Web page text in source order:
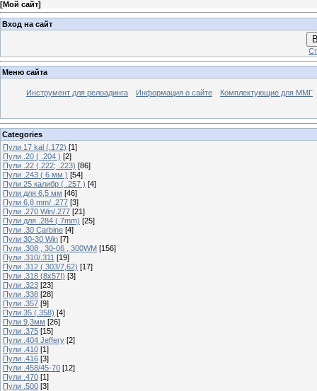
[Мой сайт]
Вход на сайт
Меню сайта
Инструмент для релоадинга Информация о сайте Комплектующие для ММГ
Categories
Пули 17 kal (.172) [1]
Пули .20 ( .204 ) [2]
Пули .22 (.222; .223) [86]
Пули .243 ( 6 мм ) [54]
Пули 25 калибр ( .257 ) [4]
Пули для 6,5 мм [46]
Пули 6,8 mm/ .277 [3]
Пули .270 Win/.277 [21]
Пули для .284 ( 7mm) [25]
Пули .30 Carbine [4]
Пули 30-30 Win [7]
Пули .308 , 30-06 , 300WM [156]
Пули .310/.311 [19]
Пули .312 ( 303/7,62) [17]
Пули .318 (8х57I) [3]
Пули .323 [23]
Пули .338 [28]
Пули .357 [9]
Пули 35 (.358) [4]
Пули 9,3мм [26]
Пули .375 [15]
Пули .404 Jeffery [2]
Пули .410 [1]
Пули .416 [3]
Пули .458/45-70 [12]
Пули .470 [1]
Пули .500 [3]